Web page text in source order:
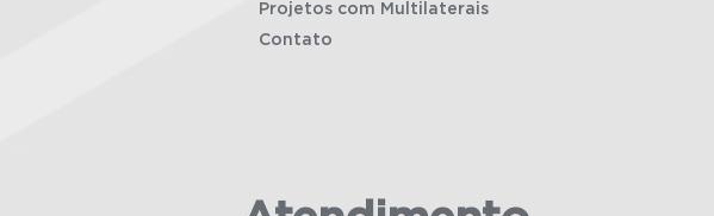
Projetos com Multilaterais
Contato